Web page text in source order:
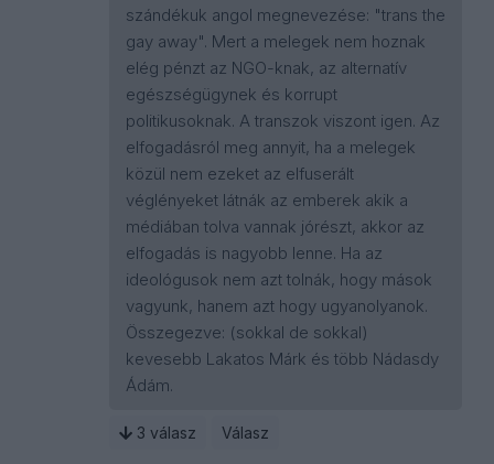
szándékuk angol megnevezése: "trans the
gay away". Mert a melegek nem hoznak
elég pénzt az NGO-knak, az alternatív
egészségügynek és korrupt
politikusoknak. A transzok viszont igen. Az
elfogadásról meg annyit, ha a melegek
közül nem ezeket az elfuserált
véglényeket látnák az emberek akik a
médiában tolva vannak jórészt, akkor az
elfogadás is nagyobb lenne. Ha az
ideológusok nem azt tolnák, hogy mások
vagyunk, hanem azt hogy ugyanolyanok.
Összegezve: (sokkal de sokkal)
kevesebb Lakatos Márk és több Nádasdy
Ádám.
3 válasz Válasz